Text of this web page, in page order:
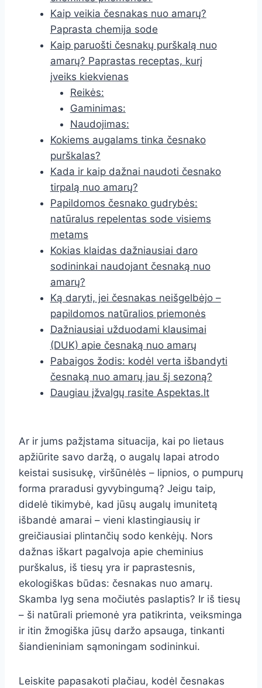
Kaip veikia česnakas nuo amarų?
Paprasta chemija sode
Kaip paruošti česnakų purškalą nuo
amarų? Paprastas receptas, kurį
įveiks kiekvienas
Reikės:
Gaminimas:
Naudojimas:
Kokiems augalams tinka česnako
purškalas?
Kada ir kaip dažnai naudoti česnako
tirpalą nuo amarų?
Papildomos česnako gudrybės:
natūralus repelentas sode visiems
metams
Kokias klaidas dažniausiai daro
sodininkai naudojant česnaką nuo
amarų?
Ką daryti, jei česnakas neišgelbėjo –
papildomos natūralios priemonės
Dažniausiai užduodami klausimai
(DUK) apie česnaką nuo amarų
Pabaigos žodis: kodėl verta išbandyti
česnaką nuo amarų jau šį sezoną?
Daugiau įžvalgų rasite Aspektas.lt
Ar ir jums pažįstama situacija, kai po lietaus
apžiūrite savo daržą, o augalų lapai atrodo
keistai susisukę, viršūnėlės – lipnios, o pumpurų
forma praradusi gyvybingumą? Jeigu taip,
didelė tikimybė, kad jūsų augalų imunitetą
išbandė amarai – vieni klastingiausių ir
greičiausiai plintančių sodo kenkėjų. Nors
dažnas iškart pagalvoja apie cheminius
purškalus, iš tiesų yra ir paprastesnis,
ekologiškas būdas: česnakas nuo amarų.
Skamba lyg sena močiutės paslaptis? Ir iš tiesų
– ši natūrali priemonė yra patikrinta, veiksminga
ir itin žmogiška jūsų daržo apsauga, tinkanti
šiandieniniam sąmoningam sodininkui.
Leiskite papasakoti plačiau, kodėl česnakas